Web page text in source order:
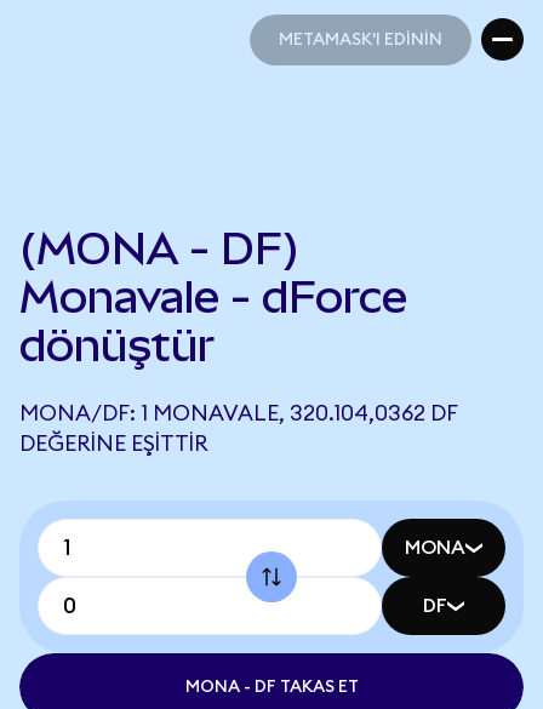
METAMASK'I EDİNİN
(MONA - DF)
Monavale - dForce
dönüştür
MONA/DF: 1 MONAVALE, 320.104,0362 DF
DEĞERINE EŞITTIR
MONA
DF
MONA - DF TAKAS ET